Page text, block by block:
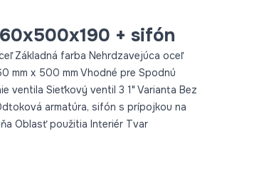
+ sifón
Základná farba Nehrdzavejúca oceľ
mm x 500 mm Vhodné pre Spodnú
ventila Sieťkový ventil 3 1" Varianta Bez
armatúra, sifón s prípojkou na
Oblasť použitia Interiér Tvar